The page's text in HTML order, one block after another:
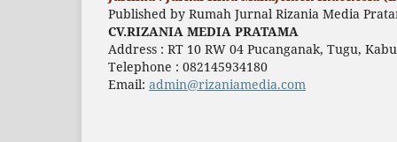
Published by Rumah Jurnal Rizania Media
CV.RIZANIA MEDIA PRATAMA
Address : RT 10 RW 04 Pucanganak, Tugu,
Telephone : 082145934180
Email: admin@rizaniamedia.com